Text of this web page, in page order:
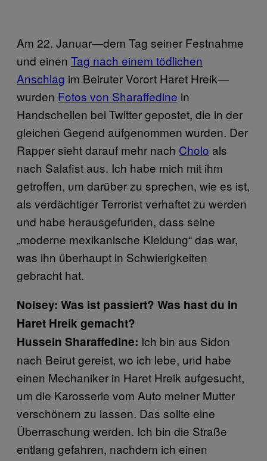
Am 22. Januar—dem Tag seiner Festnahme
und einen Tag nach einem tödlichen
Anschlag im Beiruter Vorort Haret Hreik—
wurden Fotos von Sharaffedine in
Handschellen bei Twitter gepostet, die in der
gleichen Gegend aufgenommen wurden. Der
Rapper sieht darauf mehr nach Cholo als
nach Salafist aus. Ich habe mich mit ihm
getroffen, um darüber zu sprechen, wie es ist,
als verdächtiger Terrorist verhaftet zu werden
und habe herausgefunden, dass seine
„moderne mexikanische Kleidung“ das war,
was ihn überhaupt in Schwierigkeiten
gebracht hat.
Noisey: Was ist passiert? Was hast du in
Haret Hreik gemacht?
Hussein Sharaffedine: Ich bin aus Sidon
nach Beirut gereist, wo ich lebe, und habe
einen Mechaniker in Haret Hreik aufgesucht,
um die Karosserie vom Auto meiner Mutter
verschönern zu lassen. Das sollte eine
Überraschung werden. Ich bin die Straße
entlang gefahren, nachdem ich einen